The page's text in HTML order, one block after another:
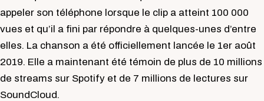
appeler son téléphone lorsque le clip a atteint 100 000
vues et qu’il a fini par répondre à quelques-unes d’entre
elles. La chanson a été officiellement lancée le 1er août
2019. Elle a maintenant été témoin de plus de 10 millions
de streams sur Spotify et de 7 millions de lectures sur
SoundCloud.